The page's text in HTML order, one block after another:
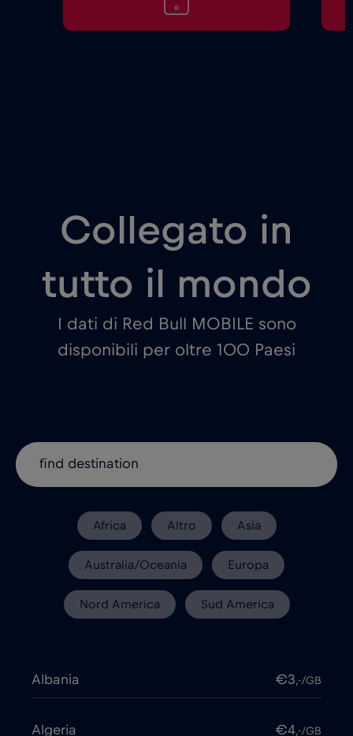
Collegato in
tutto il mondo
I dati di Red Bull MOBILE sono
disponibili per oltre 100 Paesi
Africa Altro Asia
Australia/Oceania Europa
Nord America Sud America
Albania €3,-/GB
Algeria €4,-/GB